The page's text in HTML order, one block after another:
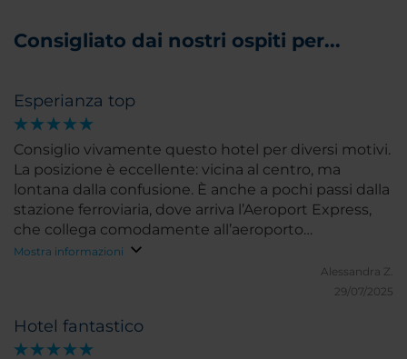
Consigliato dai nostri ospiti per...
Esperianza top
Consiglio vivamente questo hotel per diversi motivi.
La posizione è eccellente: vicina al centro, ma
lontana dalla confusione. È anche a pochi passi dalla
stazione ferroviaria, dove arriva l’Aeroport Express,
che collega comodamente all’aeroporto
internazionale in circa 30 minuti. L’edificio, un
tempo sede di una banca, conserva ancora il caveau
visitabile, ma è stato completamente rinnovato.
chitarra) rendono l’atmosfera particolarmente
piacevole e rilassante. La colazione è eccezionale, in
Mostra informazioni
Alessandra Z.
29/07/2025
Hotel fantastico